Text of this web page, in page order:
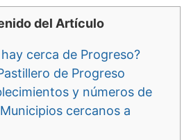
del Artículo
cerca de Progreso?
de Progreso
y números de
cercanos a